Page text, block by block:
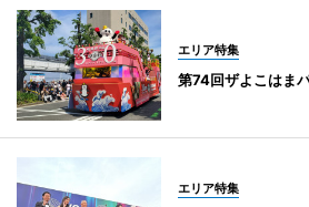
エリア特集
第74回ザよこはま
エリア特集